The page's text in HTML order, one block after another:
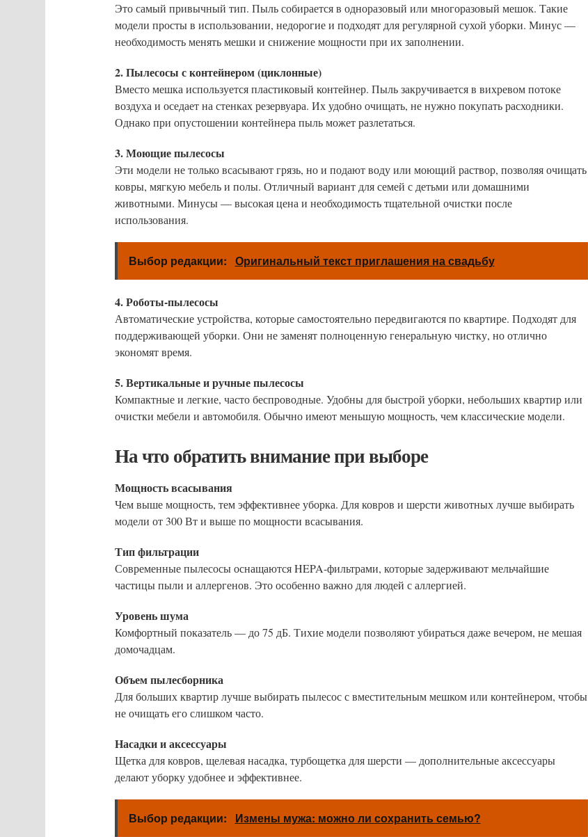
Это самый привычный тип. Пыль собирается в одноразовый или многоразовый мешок. Такие
модели просты в использовании, недорогие и подходят для регулярной сухой уборки. Минус —
необходимость менять мешки и снижение мощности при их заполнении.
2. Пылесосы с контейнером (циклонные)
Вместо мешка используется пластиковый контейнер. Пыль закручивается в вихревом потоке
воздуха и оседает на стенках резервуара. Их удобно очищать, не нужно покупать расходники.
Однако при опустошении контейнера пыль может разлетаться.
3. Моющие пылесосы
Эти модели не только всасывают грязь, но и подают воду или моющий раствор, позволяя очищать
ковры, мягкую мебель и полы. Отличный вариант для семей с детьми или домашними
животными. Минусы — высокая цена и необходимость тщательной очистки после
использования.
Выбор редакции: Оригинальный текст приглашения на свадьбу
4. Роботы-пылесосы
Автоматические устройства, которые самостоятельно передвигаются по квартире. Подходят для
поддерживающей уборки. Они не заменят полноценную генеральную чистку, но отлично
экономят время.
5. Вертикальные и ручные пылесосы
Компактные и легкие, часто беспроводные. Удобны для быстрой уборки, небольших квартир или
очистки мебели и автомобиля. Обычно имеют меньшую мощность, чем классические модели.
На что обратить внимание при выборе
Мощность всасывания
Чем выше мощность, тем эффективнее уборка. Для ковров и шерсти животных лучше выбирать
модели от 300 Вт и выше по мощности всасывания.
Тип фильтрации
Современные пылесосы оснащаются HEPA-фильтрами, которые задерживают мельчайшие
частицы пыли и аллергенов. Это особенно важно для людей с аллергией.
Уровень шума
Комфортный показатель — до 75 дБ. Тихие модели позволяют убираться даже вечером, не мешая
домочадцам.
Объем пылесборника
Для больших квартир лучше выбирать пылесос с вместительным мешком или контейнером, чтобы
не очищать его слишком часто.
Насадки и аксессуары
Щетка для ковров, щелевая насадка, турбощетка для шерсти — дополнительные аксессуары
делают уборку удобнее и эффективнее.
Выбор редакции: Измены мужа: можно ли сохранить семью?